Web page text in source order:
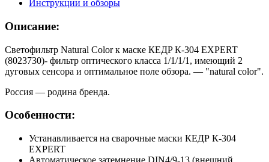
Инструкции и обзоры
Описание:
Светофильтр Natural Color к маске КЕДP К-304 EXPERT
(8023730)- фильтр оптического класса 1/1/1/1, имеющий 2
дуговых сенсора и оптимальное поле обзора. — "natural color".
Россия — родина бренда.
Особенности:
Устанавливается на сварочные маски КЕДР К-304
EXPERT